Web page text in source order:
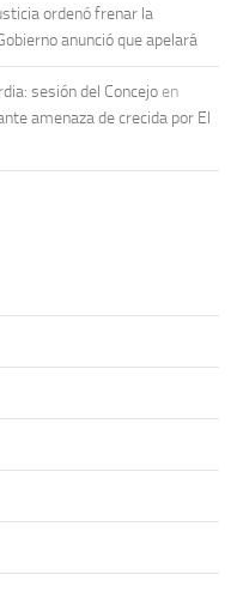
ordenó frenar la
anunció que apelará
sesión del Concejo en
amenaza de crecida por El